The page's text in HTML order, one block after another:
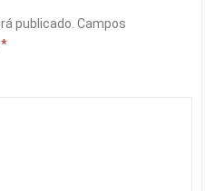
publicado. Campos
*